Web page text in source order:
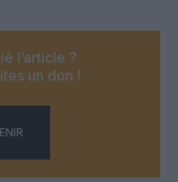
l’article ?
un don !